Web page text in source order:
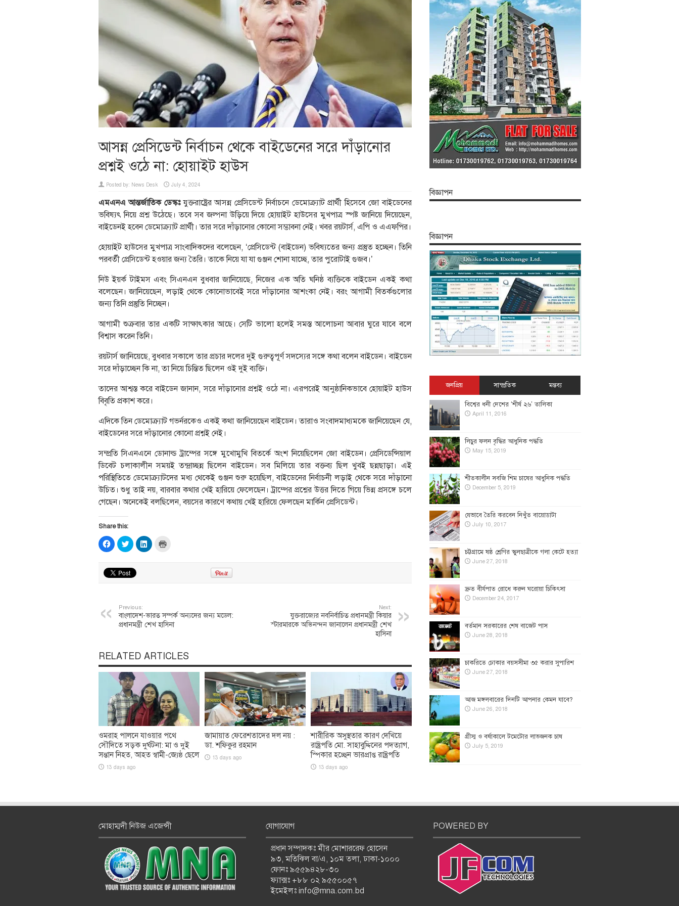
আসন্ন প্রেসিডেন্ট নির্বাচন থেকে বাইডেনের সরে দাঁড়ানোর
প্রশ্নই ওঠে না: হোয়াইট হাউস
Posted by: News Desk July 4, 2024
এমএনএ আন্তর্জাতিক ডেস্কঃযুক্তরাষ্ট্রের আসন্ন প্রেসিডেন্ট নির্বাচনে ডেমোক্র্যাট প্রার্থী হিসেবে জো বাইডেনের
ভবিষ্যৎ নিয়ে প্রশ্ন উঠেছে। তবে সব জল্পনা উড়িয়ে দিয়ে হোয়াইট হাউসের মুখপাত্র স্পষ্ট জানিয়ে দিয়েছেন,
বাইডেনই হবেন ডেমোক্র্যাট প্রার্থী। তার সরে দাঁড়ানোর কোনো সম্ভাবনা নেই। খবর রয়টার্স, এপি ও এএফপির।
হোয়াইট হাউসের মুখপাত্র সাংবাদিকদের বলেছেন, ‘প্রেসিডেন্ট (বাইডেন) ভবিষ্যতের জন্য প্রস্তুত হচ্ছেন। তিনি
পরবর্তী প্রেসিডেন্ট হওয়ার জন্য তৈরি। তাকে নিয়ে যা যা গুঞ্জন শোনা যাচ্ছে, তার পুরোটাই গুজব।’
নিউ ইয়র্ক টাইমস এবং সিএনএন বুধবার জানিয়েছে, নিজের এক অতি ঘনিষ্ঠ ব্যক্তিকে বাইডেন একই কথা
বলেছেন। জানিয়েছেন, লড়াই থেকে কোনোভাবেই সরে দাঁড়ানোর আশংকা নেই। বরং আগামী বিতর্কগুলোর
জন্য তিনি প্রস্তুতি নিচ্ছেন।
আগামী শুক্রবার তার একটি সাক্ষাৎকার আছে। সেটি ভালো হলেই সমস্ত আলোচনা আবার ঘুরে যাবে বলে
বিশ্বাস করেন তিনি।
রয়টার্স জানিয়েছে, বুধবার সকালে তার প্রচার দলের দুই গুরুত্বপূর্ণ সদস্যের সঙ্গে কথা বলেন বাইডেন। বাইডেন
সরে দাঁড়াচ্ছেন কি না, তা নিয়ে চিন্তিত ছিলেন ওই দুই ব্যক্তি।
তাদের আশ্বস্ত করে বাইডেন জানান, সরে দাঁড়ানোর প্রশ্নই ওঠে না। এরপরেই আনুষ্ঠানিকভাবে হোয়াইট হাউস
বিবৃতি প্রকাশ করে।
এদিকে তিন ডেমোক্র্যাট গভর্নরকেও একই কথা জানিয়েছেন বাইডেন। তারাও সংবাদমাধ্যমকে জানিয়েছেন যে,
বাইডেনের সরে দাঁড়ানোর কোনো প্রশ্নই নেই।
সম্প্রতি সিএনএনে ডোনাল্ড ট্রাম্পের সঙ্গে মুখোমুখি বিতর্কে অংশ নিয়েছিলেন জো বাইডেন। প্রেসিডেন্সিয়াল
ডিবেট চলাকালীন সময়ই তন্দ্রাচ্ছন্ন ছিলেন বাইডেন। সব মিলিয়ে তার বক্তব্য ছিল খুবই ছন্নছাড়া। এই
পরিস্থিতিতে ডেমোক্র্যাটদের মধ্য থেকেই গুঞ্জন শুরু হয়েছিল, বাইডেনের নির্বাচনী লড়াই থেকে সরে দাঁড়ানো
উচিত। শুধু তাই নয়, বারবার কথার খেই হারিয়ে ফেলেছেন। ট্রাম্পের প্রশ্নের উত্তর দিতে গিয়ে ভিন্ন প্রসঙ্গে চলে
গেছেন। অনেকেই বলছিলেন, বয়সের কারণে কথায় খেই হারিয়ে ফেলছেন মার্কিন প্রেসিডেন্ট।
Share this:
Click
to
share
Facebook
(Opens
in
Click
to
share
Twitter
(Opens
in
Click
to
Previous:
বাংলাদেশ-ভারত সম্পর্ক অন্যদের জন্য মডেল:
প্রধানমন্ত্রী শেখ হাসিনা
Next:
যুক্তরাজ্যের নবনির্বাচিত প্রধানমন্ত্রী কিয়ার
স্টারমারকে অভিনন্দন জানালেন প্রধানমন্ত্রী শেখ
হাসিনা
RELATED ARTICLES
ওমরাহ পালনে যাওয়ার পথে
সৌদিতে সড়ক দুর্ঘটনা: মা ও দুই
সন্তান নিহত, আহত স্বামী-জ্যেষ্ঠ ছেলে
13 days ago
জামায়াত ফেরেশতাদের দল নয় :
ডা. শফিকুর রহমান
13 days ago
শারীরিক অসুস্থতার কারণ দেখিয়ে
রাষ্ট্রপতি মো. সাহাবুদ্দিনের পদত্যাগ,
স্পিকার হচ্ছেন ভারপ্রাপ্ত রাষ্ট্রপতি
13 days ago
বিজ্ঞাপন
বিজ্ঞাপন
জনপ্রিয় সাম্প্রতিক মন্তব্য
বিশ্বের ধনী দেশের ‘শীর্ষ ২৬’ তালিকা
April 11, 2016
লিচুর ফলন বৃদ্ধির আধুনিক পদ্ধতি
May 15, 2019
শীতকালীন সবজি শিম চাষের আধুনিক পদ্ধতি
December 5, 2019
যেভাবে তৈরি করবেন নিখুঁত বায়োডাটা
July 10, 2017
চট্টগ্রামে ষষ্ঠ শ্রেণির স্কুলছাত্রীকে গলা কেটে হত্যা
June 27, 2018
দ্রুত বীর্যপাত রোধে করুন ঘরোয়া চিকিৎসা
December 24, 2017
বর্তমান সরকারের শেষ বাজেট পাস
June 28, 2018
চাকরিতে ঢোকার বয়সসীমা ৩৫ করার সুপারিশ
June 27, 2018
আজ মঙ্গলবারের দিনটি আপনার কেমন যাবে?
June 26, 2018
গ্রীস্ম ও বর্ষাকালে টমেটোর লাভজনক চাষ
July 5, 2019
মোহাম্মদী নিউজ এজেন্সী যোগাযোগ
প্রধান সম্পাদকঃ মীর মোশাররেফ হোসেন
৯৩, মতিঝিল বা/এ, ১০ম তলা, ঢাকা-১০০০
ফোনঃ ৯৫৫৯৪২৮-৩০
ফ্যাক্সঃ +৮৮ ০২ ৯৫৫০০৫৭
ইমেইলঃ info@mna.com.bd
POWERED BY